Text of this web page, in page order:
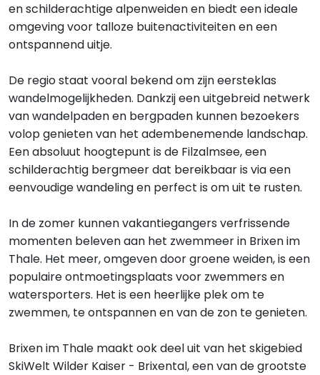
en schilderachtige alpenweiden en biedt een ideale
omgeving voor talloze buitenactiviteiten en een
ontspannend uitje.
De regio staat vooral bekend om zijn eersteklas
wandelmogelijkheden. Dankzij een uitgebreid netwerk
van wandelpaden en bergpaden kunnen bezoekers
volop genieten van het adembenemende landschap.
Een absoluut hoogtepunt is de Filzalmsee, een
schilderachtig bergmeer dat bereikbaar is via een
eenvoudige wandeling en perfect is om uit te rusten.
In de zomer kunnen vakantiegangers verfrissende
momenten beleven aan het zwemmeer in Brixen im
Thale. Het meer, omgeven door groene weiden, is een
populaire ontmoetingsplaats voor zwemmers en
watersporters. Het is een heerlijke plek om te
zwemmen, te ontspannen en van de zon te genieten.
Brixen im Thale maakt ook deel uit van het skigebied
SkiWelt Wilder Kaiser - Brixental, een van de grootste